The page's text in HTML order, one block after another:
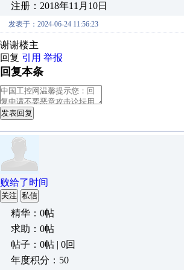
注册：2018年11月10日
发表于：2024-06-24 11:56:23
谢谢楼主
回复 引用 举报
回复本条
发表回复
败给了时间
关注 私信
精华：0帖
求助：0帖
帖子：0帖 | 0回
年度积分：50